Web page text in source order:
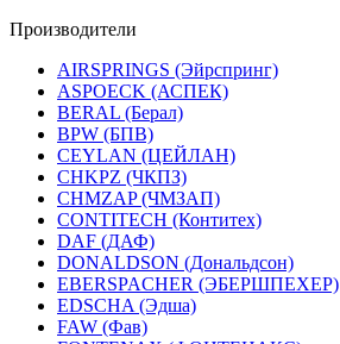
Производители
AIRSPRINGS (Эйрспринг)
ASPOECK (АСПЕК)
BERAL (Берал)
BPW (БПВ)
CEYLAN (ЦЕЙЛАН)
CHKPZ (ЧКПЗ)
CHMZAP (ЧМЗАП)
CONTITECH (Контитех)
DAF (ДАФ)
DONALDSON (Дональдсон)
EBERSPACHER (ЭБЕРШПЕХЕР)
EDSCHA (Эдша)
FAW (Фав)